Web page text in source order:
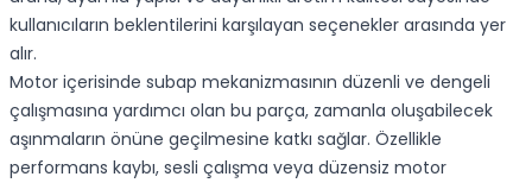
kullanıcıların beklentilerini karşılayan seçenekler arasında yer
alır.
Motor içerisinde subap mekanizmasının düzenli ve dengeli
çalışmasına yardımcı olan bu parça, zamanla oluşabilecek
aşınmaların önüne geçilmesine katkı sağlar. Özellikle
performans kaybı, sesli çalışma veya düzensiz motor